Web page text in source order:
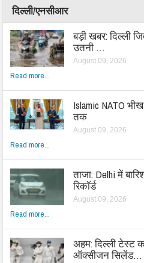
दिल्ली/एनसीआर
बड़ी खबर: दिल्ली
उतनी …
August 09, 2026
Read more...
Islamic NATO
तक
August 09, 2026
Read more...
ताजा: Delhi में
रिकॉर्ड
August 09, 2026
Read more...
अहम: दिल्ली टेस्ट
ऑक्सीजन सिलेंड…